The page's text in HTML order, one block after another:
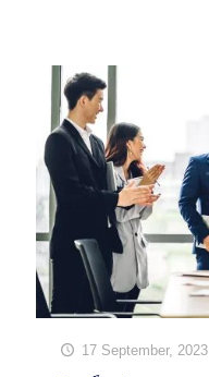
17 September, 2023